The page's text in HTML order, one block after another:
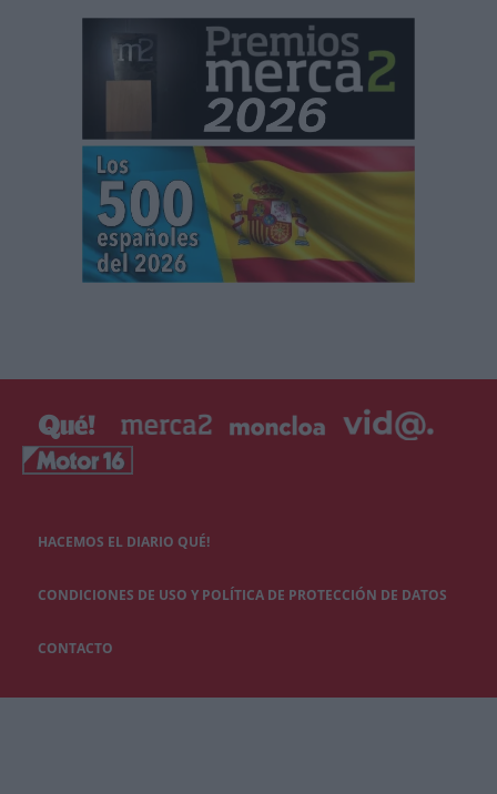
HACEMOS EL DIARIO QUÉ!
CONDICIONES DE USO Y POLÍTICA DE PROTECCIÓN DE DATOS
CONTACTO